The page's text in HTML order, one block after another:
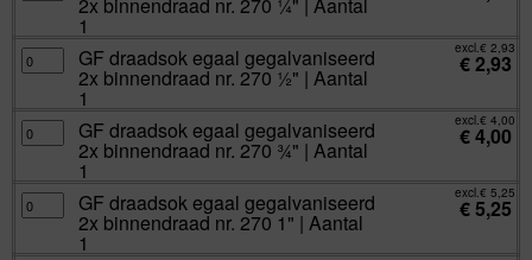
1
aantal
egaal
gegalvaniseerd
binnendraad
nr.
270
1
aantal
2x binnendraad nr. 270 ¼" | Aantal
1
GF
draadsok
egaal
gegalvaniseerd
binnendraad
nr.
270
1
aantal
GF draadsok egaal gegalvaniseerd
2x binnendraad nr. 270 ½" | Aantal
1
excl.€ 2,93
€2,93
GF
draadsok
egaal
gegalvaniseerd
binnendraad
nr.
270
GF draadsok egaal gegalvaniseerd
2x binnendraad nr. 270 ¾" | Aantal
1
excl.€ 4,00
€4,00
GF
draadsok
egaal
gegalvaniseerd
GF draadsok egaal gegalvaniseerd
2x binnendraad nr. 270 1" | Aantal
1
excl.€ 5,25
€5,25